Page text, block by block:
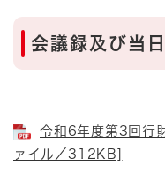
会議録及び当
令和6年度第3回行
ァイル／312KB]